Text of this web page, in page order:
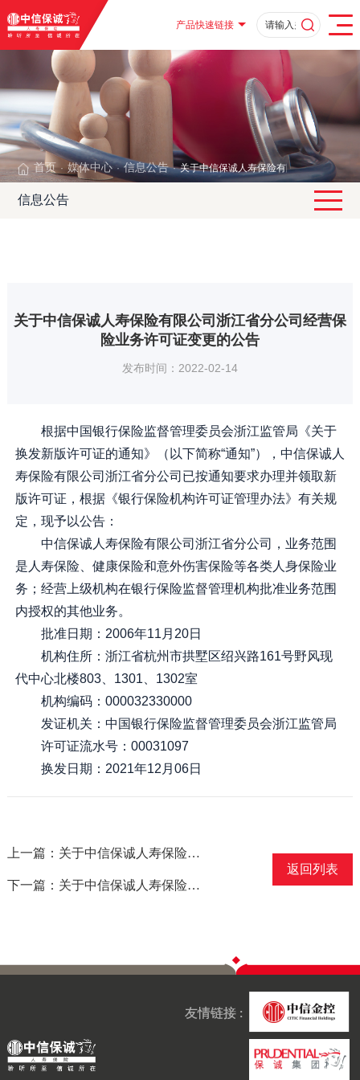
产品快速链接
首页 · 媒体中心 · 信息公告 · 关于中信保诚人寿保险有限公司浙江省分
信息公告
关于中信保诚人寿保险有限公司浙江省分公司经营保
险业务许可证变更的公告
发布时间：2022-02-14
根据中国银行保险监督管理委员会浙江监管局《关于
换发新版许可证的通知》（以下简称“通知”），中信保诚人
寿保险有限公司浙江省分公司已按通知要求办理并领取新
版许可证，根据《银行保险机构许可证管理办法》有关规
定，现予以公告：
中信保诚人寿保险有限公司浙江省分公司，业务范围
是人寿保险、健康保险和意外伤害保险等各类人身保险业
务；经营上级机构在银行保险监督管理机构批准业务范围
内授权的其他业务。
批准日期：2006年11月20日
机构住所：浙江省杭州市拱墅区绍兴路161号野风现
代中心北楼803、1301、1302室
机构编码：000032330000
发证机关：中国银行保险监督管理委员会浙江监管局
许可证流水号：00031097
换发日期：2021年12月06日
上一篇：关于中信保诚人寿保险有限公司黄石中心支公司地址变更的公告
下一篇：关于中信保诚人寿保险有限公司嘉兴中心支公司经营保险业务许可证变更的公告
返回列表
友情链接 :